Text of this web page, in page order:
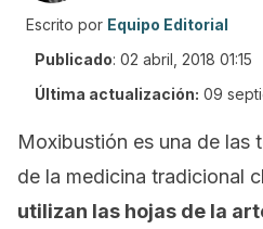
Escrito por Equipo Editorial
Publicado: 02 abril, 2018 01:15
Última actualización: 09
Moxibustión es una de las
de la medicina tradicional
utilizan las hojas de la